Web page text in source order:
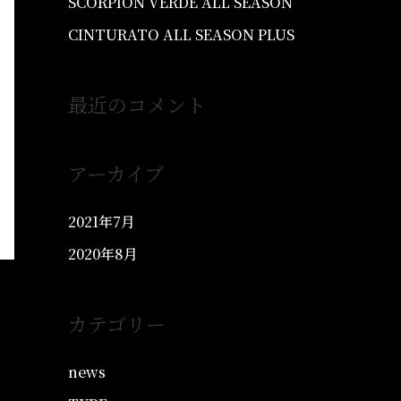
CINTURATO ALL SEASON PLUS
最近のコメント
アーカイブ
2021年7月
2020年8月
カテゴリー
news